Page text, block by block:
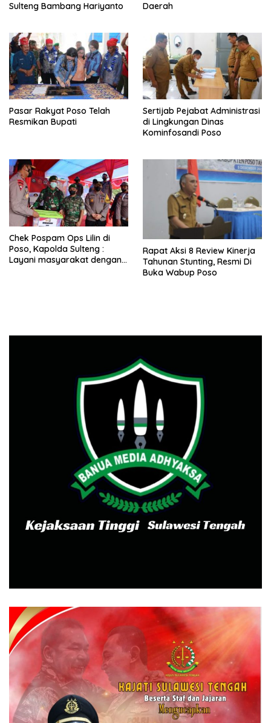
Sulteng Bambang Hariyanto
Daerah
Pasar Rakyat Poso Telah
Resmikan Bupati
Sertijab Pejabat Administrasi
di Lingkungan Dinas
Kominfosandi Poso
Chek Pospam Ops Lilin di
Poso, Kapolda Sulteng :
Layani masyarakat dengan
Rapat Aksi 8 Review Kinerja
Tahunan Stunting, Resmi Di
Buka Wabup Poso